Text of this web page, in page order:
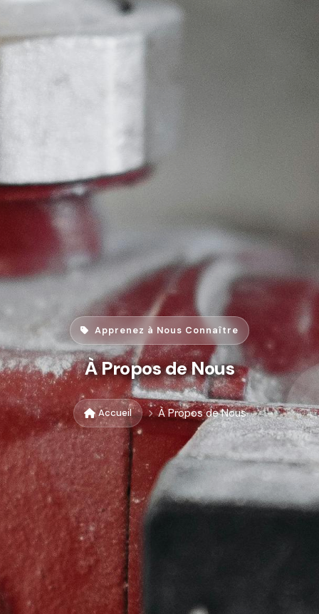
Apprenez à Nous Connaître
À Propos de Nous
Accueil À Propos de Nous